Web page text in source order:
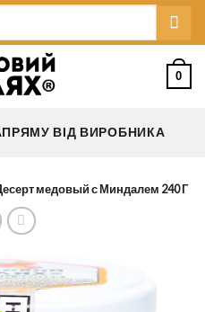
0
ВІД ВИРОБНИКА
медовый с Миндалем 240 Г